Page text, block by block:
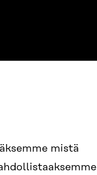
mistä